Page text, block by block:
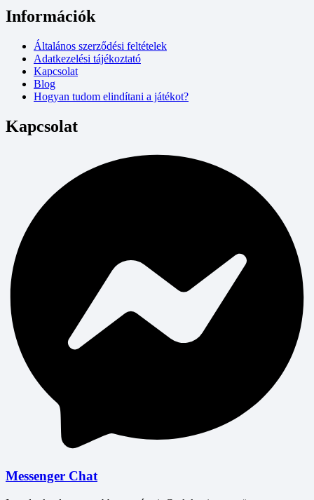
Információk
Általános szerződési feltételek
Adatkezelési tájékoztató
Kapcsolat
Blog
Hogyan tudom elindítani a játékot?
Kapcsolat
Messenger Chat